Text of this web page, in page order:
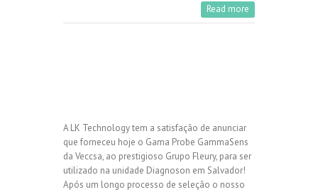
Read more
A LK Technology tem a satisfação de anunciar
que forneceu hoje o Gama Probe GammaSens
da Veccsa, ao prestigioso Grupo Fleury, para ser
utilizado na unidade Diagnoson em Salvador!
Após um longo processo de seleção o nosso